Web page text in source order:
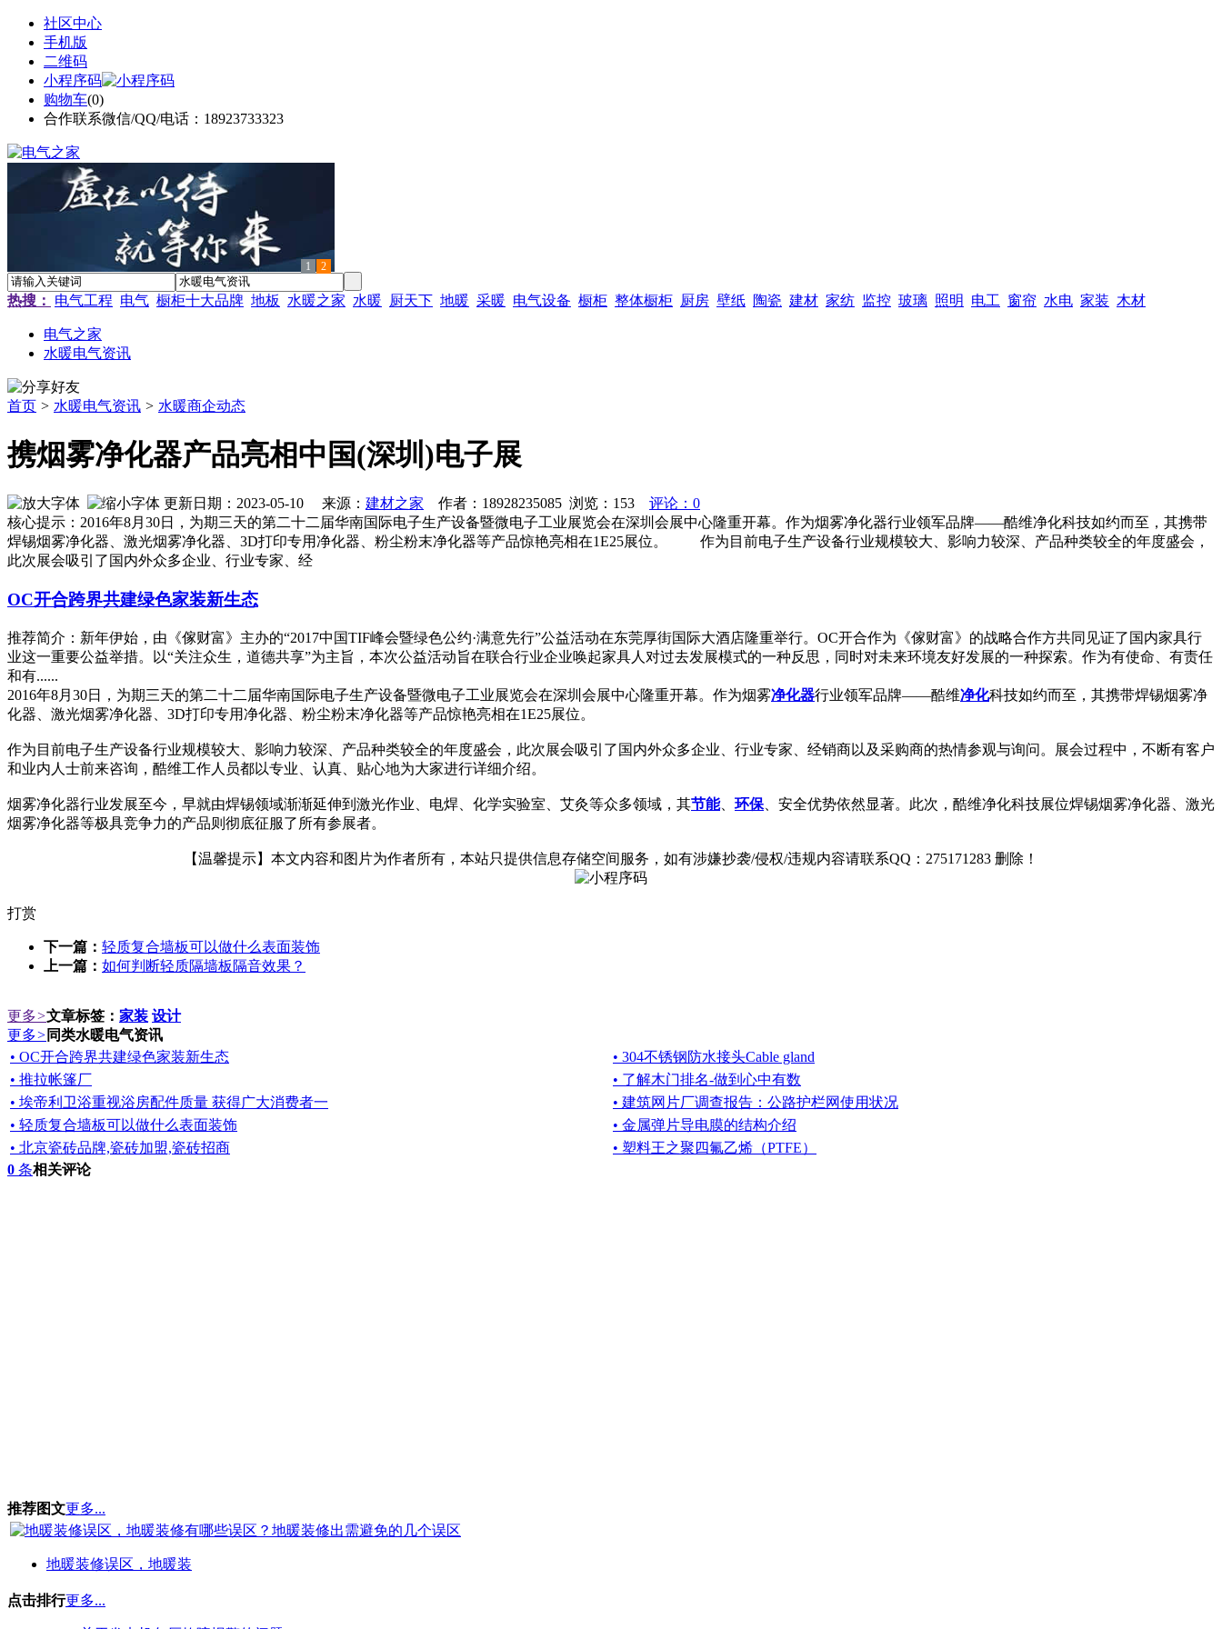
社区中心
手机版
二维码
小程序码
购物车(0)
合作联系微信/QQ/电话：18923733323
1 2
热搜： 电气工程 电气 橱柜十大品牌 地板 水暖之家 水暖 厨天下 地暖 采暖 电气设备 橱柜 整体橱柜 厨房 壁纸 陶瓷 建材 家纺 监控 玻璃 照明 电工 窗帘 水电 家装 木材
电气之家
水暖电气资讯
首页 > 水暖电气资讯 > 水暖商企动态
携烟雾净化器产品亮相中国(深圳)电子展
更新日期：2023-05-10 来源： 建材之家 作者：18928235085 浏览： 153
评论：0
核心提示：2016年8月30日，为期三天的第二十二届华南国际电子生产设备暨微电子工业展览会在深圳会展中心隆重开幕。作为烟雾净化器行业领军品牌——酷维净化科技如约而至，其携带
焊锡烟雾净化器、激光烟雾净化器、3D打印专用净化器、粉尘粉末净化器等产品惊艳亮相在1E25展位。 作为目前电子生产设备行业规模较大、影响力较深、产品种类较全的年度盛会，
此次展会吸引了国内外众多企业、行业专家、经
OC开合跨界共建绿色家装新生态
推荐简介：新年伊始，由《傢财富》主办的“2017中国TIF峰会暨绿色公约·满意先行”公益活动在东莞厚街国际大酒店隆重举行。OC开合作为《傢财富》的战略合作方共同见证了国内家具行
业这一重要公益举措。以“关注众生，道德共享”为主旨，本次公益活动旨在联合行业企业唤起家具人对过去发展模式的一种反思，同时对未来环境友好发展的一种探索。作为有使命、有责任
和有......
2016年8月30日，为期三天的第二十二届华南国际电子生产设备暨微电子工业展览会在深圳会展中心隆重开幕。作为烟雾净化器行业领军品牌——酷维净化科技如约而至，其携带焊锡烟雾净
化器、激光烟雾净化器、3D打印专用净化器、粉尘粉末净化器等产品惊艳亮相在1E25展位。
作为目前电子生产设备行业规模较大、影响力较深、产品种类较全的年度盛会，此次展会吸引了国内外众多企业、行业专家、经销商以及采购商的热情参观与询问。展会过程中，不断有客户
和业内人士前来咨询，酷维工作人员都以专业、认真、贴心地为大家进行详细介绍。
烟雾净化器行业发展至今，早就由焊锡领域渐渐延伸到激光作业、电焊、化学实验室、艾灸等众多领域，其节能、 环保 、安全优势依然显著。此次，酷维净化科技展位焊锡烟雾净化器、激光
烟雾净化器等极具竞争力的产品则彻底征服了所有参展者。
【温馨提示】本文内容和图片为作者所有，本站只提供信息存储空间服务，如有涉嫌抄袭/侵权/违规内容请联系QQ：275171283 删除！
打赏
下一篇： 轻质复合墙板可以做什么表面装饰
上一篇： 如何判断轻质隔墙板隔音效果？
更多>文章标签： 家装 设计
更多> 同类水暖电气资讯
• OC开合跨界共建绿色家装新生态
• 304不锈钢防水接头Cable gland
• 推拉帐篷厂
• 了解木门排名-做到心中有数
• 埃帝利卫浴重视浴房配件质量 获得广大消费者一
• 建筑网片厂调查报告：公路护栏网使用状况
• 轻质复合墙板可以做什么表面装饰
• 金属弹片导电膜的结构介绍
• 北京瓷砖品牌,瓷砖加盟,瓷砖招商
• 塑料王之聚四氟乙烯（PTFE）
0 条相关评论
推荐图文更多...
地暖装修误区，地暖装
点击排行更多...